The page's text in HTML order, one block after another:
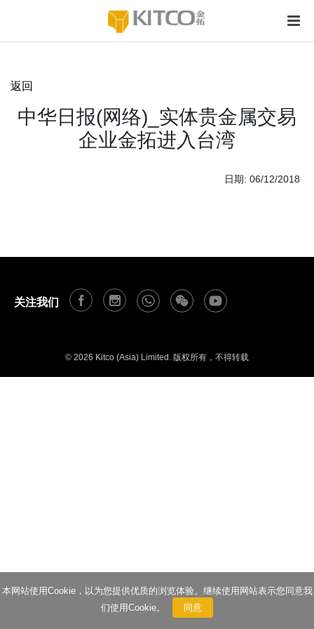
返回
中华日报(网络)_实体贵金属交易
企业金拓进入台湾
日期: 06/12/2018
关注我们
© 2026 Kitco (Asia) Limited. 版权所有，不得转载
本网站使用Cookie，以为您提供优质的浏览体验。继续使用网站表示您同意我
们使用Cookie。
同意